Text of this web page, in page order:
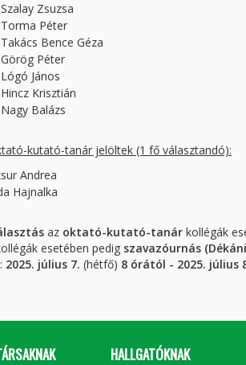
Zsuzsa
Péter
Bence Géza
Péter
János
Krisztián
Balázs
kutató-tanár jelöltek (1 fő választandó):
Andrea
Hajnalka
az oktató-kutató-tanár kollégák
esetében pedig szavazóurnás
: 2025. július 7. (hétfő) 8 órától - 2025. július
HALLGATÓKNAK